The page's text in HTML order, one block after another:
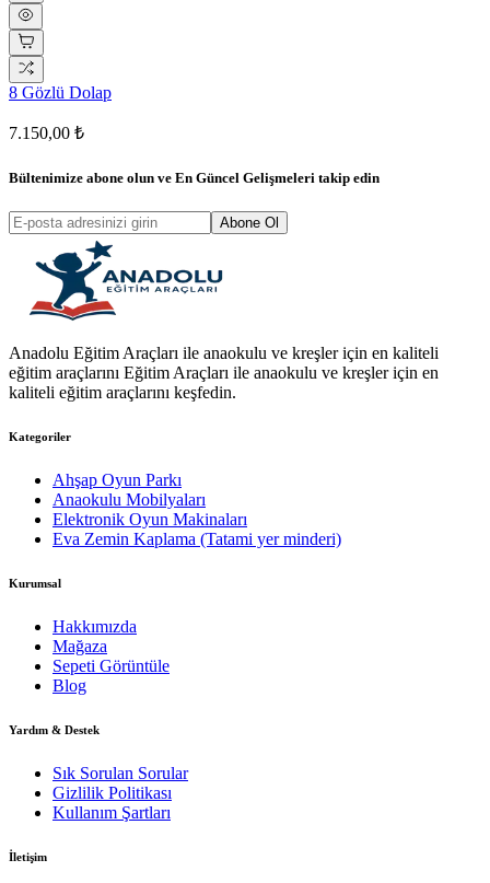
8 Gözlü Dolap
7.150,00 ₺
Bültenimize abone olun ve En Güncel Gelişmeleri takip edin
Abone Ol
Anadolu Eğitim Araçları ile anaokulu ve kreşler için en kaliteli
eğitim araçlarını Eğitim Araçları ile anaokulu ve kreşler için en
kaliteli eğitim araçlarını keşfedin.
Kategoriler
Ahşap Oyun Parkı
Anaokulu Mobilyaları
Elektronik Oyun Makinaları
Eva Zemin Kaplama (Tatami yer minderi)
Kurumsal
Hakkımızda
Mağaza
Sepeti Görüntüle
Blog
Yardım & Destek
Sık Sorulan Sorular
Gizlilik Politikası
Kullanım Şartları
İletişim